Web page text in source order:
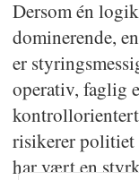
Dersom én
dominerende,
er
operativ, faglig
risikerer politiet
har vært en